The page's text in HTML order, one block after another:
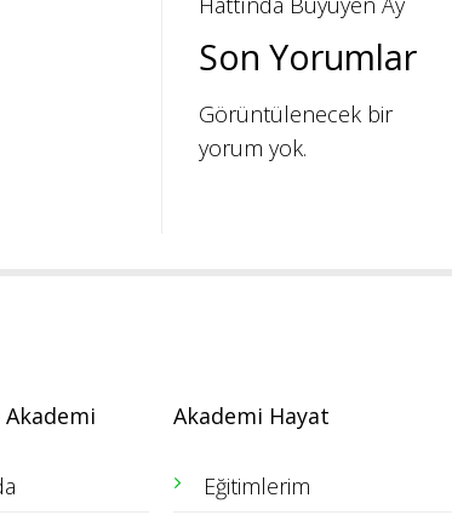
Son Yorumlar
Görüntülenecek bir
yorum yok.
Akademi Akademi Hayat
Eğitimlerim